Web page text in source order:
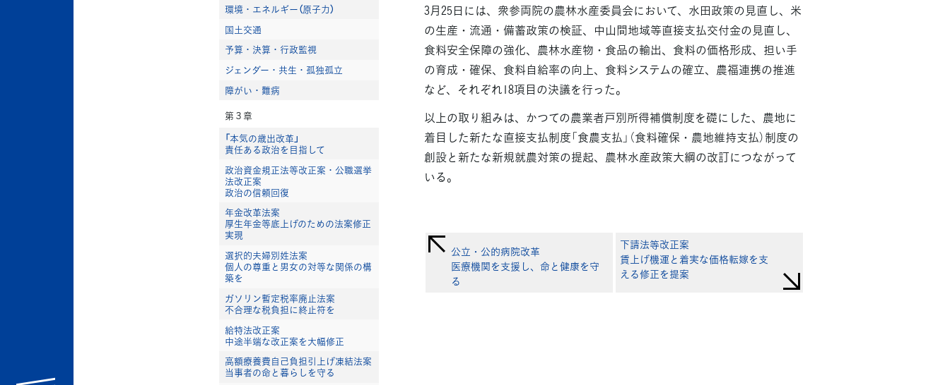
環境・エネルギー（原子力）
国土交通
予算・決算・行政監視
ジェンダー・共生・孤独孤立
障がい・難病
第３章
「本気の歳出改革」
責任ある政治を目指して
政治資金規正法等改正案・公職選挙
法改正案
政治の信頼回復
年金改革法案
厚生年金等底上げのための法案修正
実現
選択的夫婦別姓法案
個人の尊重と男女の対等な関係の構
築を
ガソリン暫定税率廃止法案
不合理な税負担に終止符を
給特法改正案
中途半端な改正案を大幅修正
高額療養費自己負担引上げ凍結法案
当事者の命と暮らしを守る
3月25日には、衆参両院の農林水産委員会において、水田政策の見直し、米
の生産・流通・備蓄政策の検証、中山間地域等直接支払交付金の見直し、
食料安全保障の強化、農林水産物・食品の輸出、食料の価格形成、担い手
の育成・確保、食料自給率の向上、食料システムの確立、農福連携の推進
など、それぞれ18項目の決議を行った。
以上の取り組みは、かつての農業者戸別所得補償制度を礎にした、農地に
着目した新たな直接支払制度「食農支払」（食料確保・農地維持支払）制度の
創設と新たな新規就農対策の提起、農林水産政策大綱の改訂につながって
いる。
公立・公的病院改革
医療機関を支援し、命と健康を守
る
下請法等改正案
賃上げ機運と着実な価格転嫁を支
える修正を提案